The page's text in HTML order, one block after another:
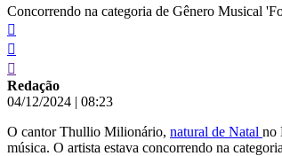
Concorrendo na categoria de Gênero Musical
Redação
04/12/2024 | 08:23
O cantor Thullio Milionário, natural de Natal no
música. O artista estava concorrendo na